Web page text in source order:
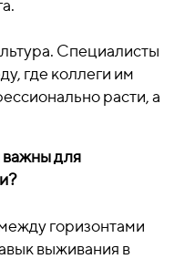
Специалисты
где коллеги им
расти, а
для
горизонтами
выживания в